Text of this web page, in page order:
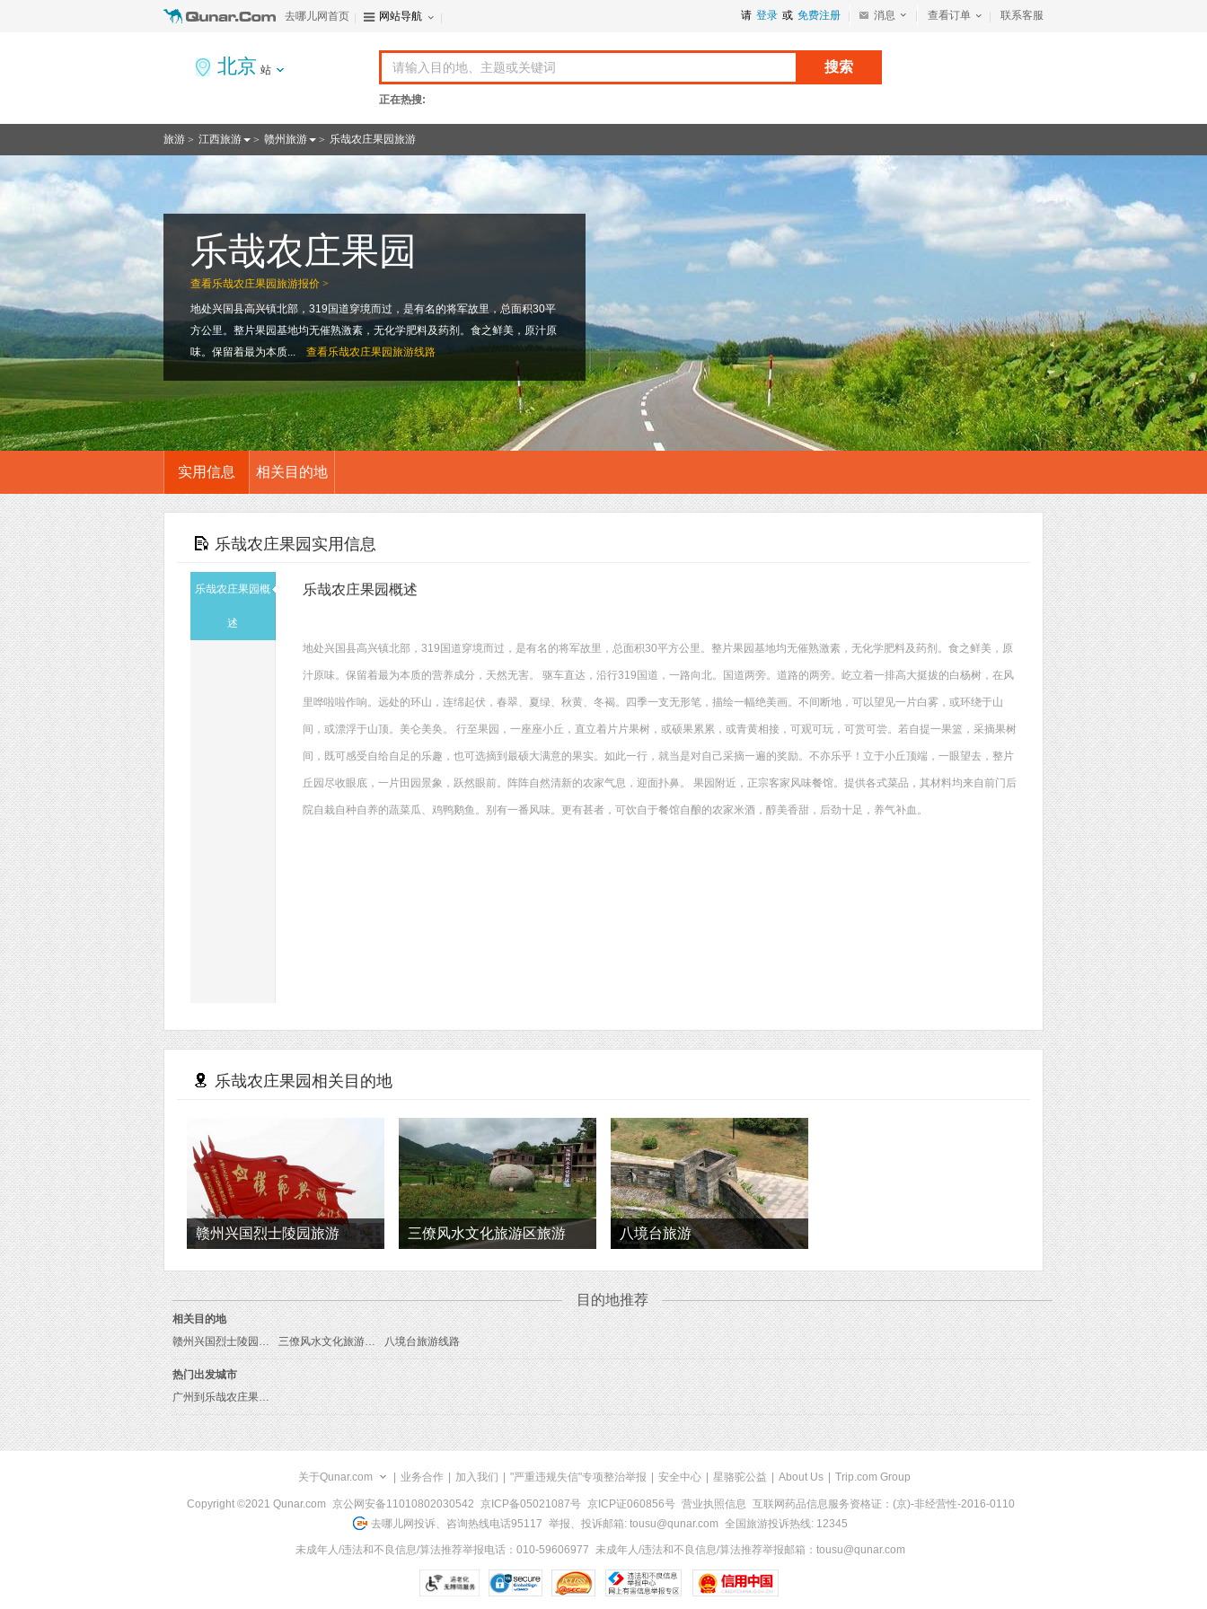
请 登录 或 免费注册 消息 查看订单 联系客服
去哪儿网首页 网站导航
北京 站 搜索
正在热搜:
旅游 > 江西旅游 > 赣州旅游 > 乐哉农庄果园旅游
查看乐哉农庄果园旅游报价 >
乐哉农庄果园
地处兴国县高兴镇北部，319国道穿境而过，是有名的将军故里，总面积30平
方公里。整片果园基地均无催熟激素，无化学肥料及药剂。食之鲜美，原汁原
味。保留着最为本质...
查看乐哉农庄果园旅游线路
实用信息 相关目的地
乐哉农庄果园实用信息
乐哉农庄果园概
述
乐哉农庄果园概述
地处兴国县高兴镇北部，319国道穿境而过，是有名的将军故里，总面积30平方公里。整片果园基地均无催熟激素，无化学肥料及药剂。食之鲜美，原
汁原味。保留着最为本质的营养成分，天然无害。 驱车直达，沿行319国道，一路向北。国道两旁。道路的两旁。屹立着一排高大挺拔的白杨树，在风
里哗啦啦作响。远处的环山，连绵起伏，春翠、夏绿、秋黄、冬褐。四季一支无形笔，描绘一幅绝美画。不间断地，可以望见一片白雾，或环绕于山
间，或漂浮于山顶。美仑美奂。 行至果园，一座座小丘，直立着片片果树，或硕果累累，或青黄相接，可观可玩，可赏可尝。若自提一果篮，采摘果树
间，既可感受自给自足的乐趣，也可选摘到最硕大满意的果实。如此一行，就当是对自己采摘一遍的奖励。不亦乐乎！立于小丘顶端，一眼望去，整片
丘园尽收眼底，一片田园景象，跃然眼前。阵阵自然清新的农家气息，迎面扑鼻。 果园附近，正宗客家风味餐馆。提供各式菜品，其材料均来自前门后
院自栽自种自养的蔬菜瓜、鸡鸭鹅鱼。别有一番风味。更有甚者，可饮自于餐馆自酿的农家米酒，醇美香甜，后劲十足，养气补血。
乐哉农庄果园相关目的地
赣州兴国烈士陵园旅游 三僚风水文化旅游区旅游 八境台旅游
目的地推荐
相关目的地
赣州兴国烈士陵园旅游线路
三僚风水文化旅游区旅游线路 八境台旅游线路
热门出发城市
广州到乐哉农庄果园旅游报价
关于Qunar.com 业务合作 加入我们 "严重违规失信"专项整治举报 安全中心 星骆驼公益 About Us Trip.com Group
Copyright ©2021 Qunar.com 京公网安备11010802030542 京ICP备05021087号 京ICP证060856号 营业执照信息 互联网药品信息服务资格证：(京)-非经营性-2016-0110
去哪儿网投诉、咨询热线电话95117 举报、投诉邮箱: tousu@qunar.com 全国旅游投诉热线: 12345
未成年人/违法和不良信息/算法推荐举报电话：010-59606977 未成年人/违法和不良信息/算法推荐举报邮箱：tousu@qunar.com